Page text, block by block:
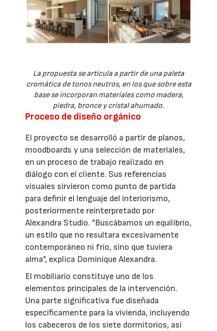
La propuesta se articula a partir de una paleta
cromática de tonos neutros, en los que sobre esta
base se incorporan materiales como madera,
piedra, bronce y cristal ahumado.
Proceso de diseño orgánico
El proyecto se desarrolló a partir de planos,
moodboards y una selección de materiales,
en un proceso de trabajo realizado en
diálogo con el cliente. Sus referencias
visuales sirvieron como punto de partida
para definir el lenguaje del interiorismo,
posteriormente reinterpretado por
Alexandra Studio. "Buscábamos un equilibrio,
un estilo que no resultara excesivamente
contemporáneo ni frío, sino que tuviera
alma", explica Dominique Alexandra.
El mobiliario constituye uno de los
elementos principales de la intervención.
Una parte significativa fue diseñada
específicamente para la vivienda, incluyendo
los cabeceros de los siete dormitorios, así